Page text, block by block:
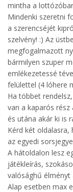
mintha a
Mindenki szeretni
a szerencséjét
szelvény! :) Az
megfogalmazott
bármilyen szuper
emlékezetessé
felülettel (4 lóhere
Ha többet
van a kaparós
és utána akár ki is
Kérd két oldalasra,
az egyedi
A hátoldalon lesz
játékleírás,
valósághű
Alap esetben max